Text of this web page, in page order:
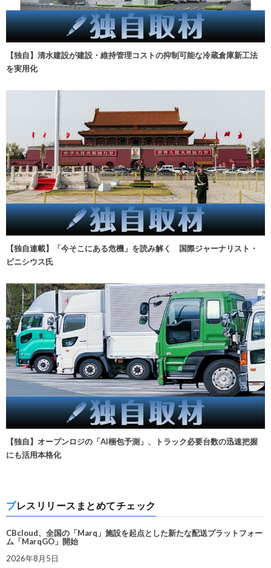
【独自】清水建設が建設・維持管理コストの抑制可能な冷蔵倉庫新工法
を実用化
【独自連載】「今そこにある危機」を読み解く 国際ジャーナリスト・
ビニシウス氏
【独自】オープンロジの「AI梱包予測」、トラック必要台数の迅速把握
にも活用本格化
プレスリリースまとめてチェック
CBcloud、全国の「Marq」施設を起点とした新たな配送プラットフォー
ム「MarqGO」開始
2026年8月5日